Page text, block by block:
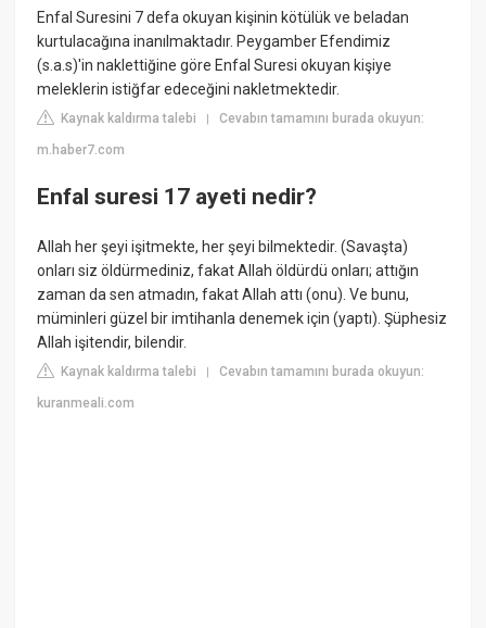
Enfal Suresini 7 defa okuyan kişinin kötülük ve beladan
kurtulacağına inanılmaktadır. Peygamber Efendimiz
(s.a.s)'in naklettiğine göre Enfal Suresi okuyan kişiye
meleklerin istiğfar edeceğini nakletmektedir.
Kaynak kaldırma talebi |Cevabın tamamını burada okuyun:
m.haber7.com
Enfal suresi 17 ayeti nedir?
Allah her şeyi işitmekte, her şeyi bilmektedir. (Savaşta)
onları siz öldürmediniz, fakat Allah öldürdü onları; attığın
zaman da sen atmadın, fakat Allah attı (onu). Ve bunu,
müminleri güzel bir imtihanla denemek için (yaptı). Şüphesiz
Allah işitendir, bilendir.
Kaynak kaldırma talebi |Cevabın tamamını burada okuyun:
kuranmeali.com